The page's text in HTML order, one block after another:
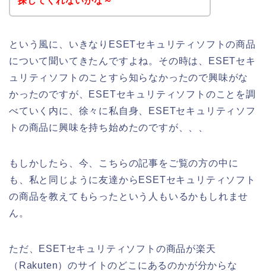
という風に、いきなりESETセキュリティソフトの商品
について聞いてきたんですよね。その時は、ESETセキ
ュリティソフトのことすら知らなかったので興味がな
かったのですが、ESETセキュリティソフトのことを調
べていく内に、徐々に私自身、ESETセキュリティソフ
トの商品に興味を持ち始めたのですが、、、
もしかしたら、今、こちらの記事をご覧の方の中に
も、私と同じように友達からESETセキュリティソフト
の商品を教えてもらったという人もいるかもしれませ
ん。
ただ、ESETセキュリティソフトの商品が楽天
（Rakuten）のサイトのどこにあるのかが分からな